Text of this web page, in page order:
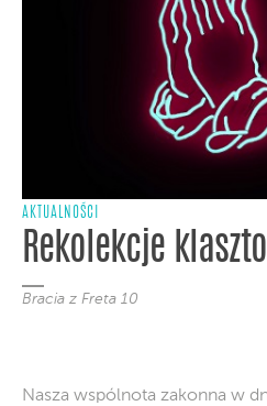
AKTUALNOŚCI
Rekolekcje
Bracia z Freta 10
Nasza wspólnota zakonna w